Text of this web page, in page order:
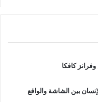
كافكا
بين الشاشة والواقع